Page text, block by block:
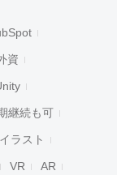
資
継続も可
イラスト
VR AR